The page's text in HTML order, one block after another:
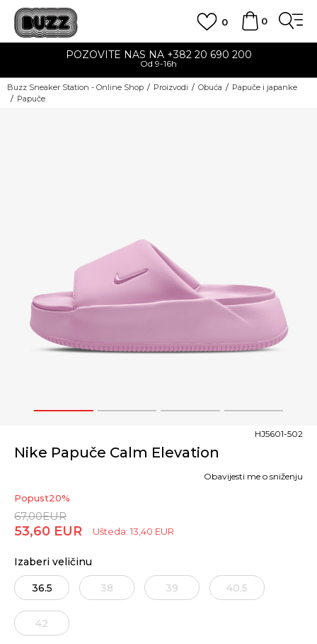
0
0
POZOVITE NAS NA +382 20 690 200
Od 9-16h
Buzz Sneaker Station - Online Shop Proizvodi Obuća
Papuče i japanke
Papuče
1 2 3 4
Nike Papuče Calm Elevation
HJ5601-502
Popust20%
67,00EUR
53,60 EUR Ušteda: 13,40 EUR
Obavijesti me o sniženju
Izaberi veličinu
36.5 38 39 40.5
42